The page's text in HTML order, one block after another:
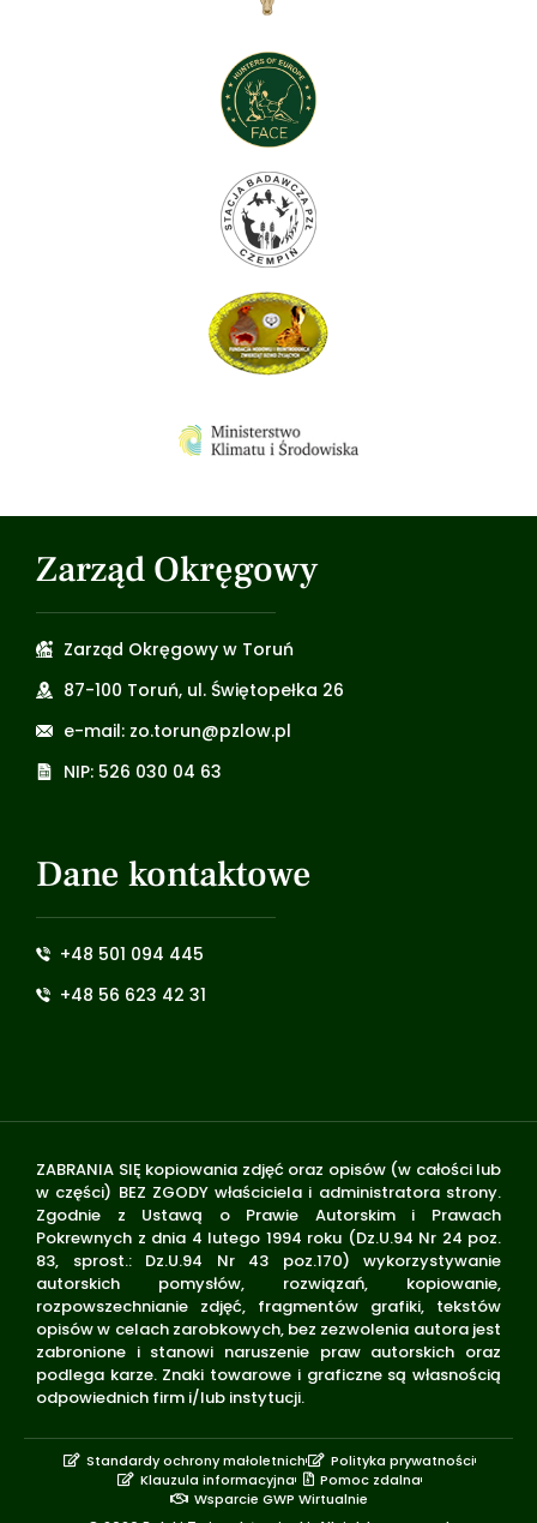
Zarząd Okręgowy
Zarząd Okręgowy w Toruń
87-100 Toruń, ul. Świętopełka 26
e-mail: zo.torun@pzlow.pl
NIP: 526 030 04 63
Dane kontaktowe
+48 501 094 445
+48 56 623 42 31
ZABRANIA SIĘ kopiowania zdjęć oraz opisów (w całości lub
w części) BEZ ZGODY właściciela i administratora strony.
Zgodnie z Ustawą o Prawie Autorskim i Prawach
Pokrewnych z dnia 4 lutego 1994 roku (Dz.U.94 Nr 24 poz.
83, sprost.: Dz.U.94 Nr 43 poz.170) wykorzystywanie
autorskich pomysłów, rozwiązań, kopiowanie,
rozpowszechnianie zdjęć, fragmentów grafiki, tekstów
opisów w celach zarobkowych, bez zezwolenia autora jest
zabronione i stanowi naruszenie praw autorskich oraz
podlega karze. Znaki towarowe i graficzne są własnością
odpowiednich firm i/lub instytucji.
Standardy ochrony małoletnich
Polityka prywatności
Klauzula informacyjna
Pomoc zdalna
Wsparcie GWP Wirtualnie